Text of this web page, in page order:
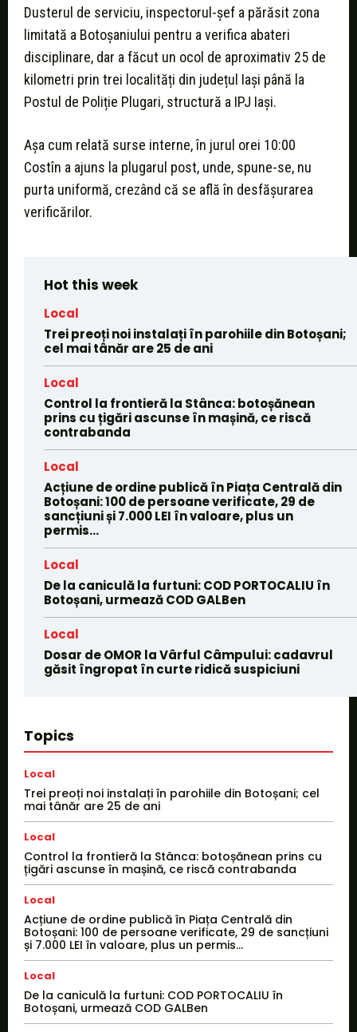
Dusterul de serviciu, inspectorul-șef a părăsit zona
limitată a Botoșaniului pentru a verifica abateri
disciplinare, dar a făcut un ocol de aproximativ 25 de
kilometri prin trei localități din județul Iași până la
Postul de Poliție Plugari, structură a IPJ Iași.
Așa cum relată surse interne, în jurul orei 10:00
Costîn a ajuns la plugarul post, unde, spune-se, nu
purta uniformă, crezând că se află în desfășurarea
verificărilor.
Hot this week
Local
Trei preoți noi instalați în parohiile din Botoșani;
cel mai tânăr are 25 de ani
Local
Control la frontieră la Stânca: botoșănean
prins cu țigări ascunse în mașină, ce riscă
contrabanda
Local
Acțiune de ordine publică în Piața Centrală din
Botoșani: 100 de persoane verificate, 29 de
sancțiuni și 7.000 LEI în valoare, plus un
permis...
Local
De la caniculă la furtuni: COD PORTOCALIU în
Botoșani, urmează COD GALBen
Local
Dosar de OMOR la Vârful Câmpului: cadavrul
găsit îngropat în curte ridică suspiciuni
Topics
Local
Trei preoți noi instalați în parohiile din Botoșani; cel
mai tânăr are 25 de ani
Local
Control la frontieră la Stânca: botoșănean prins cu
țigări ascunse în mașină, ce riscă contrabanda
Local
Acțiune de ordine publică în Piața Centrală din
Botoșani: 100 de persoane verificate, 29 de sancțiuni
și 7.000 LEI în valoare, plus un permis...
Local
De la caniculă la furtuni: COD PORTOCALIU în
Botoșani, urmează COD GALBen